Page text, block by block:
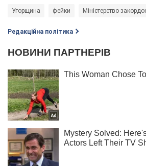
Угорщина фейки Міністерство
Редакційна політика